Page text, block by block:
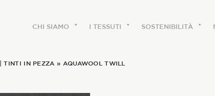
CHI SIAMO I TESSUTI SOSTENIBILITÀ
|TINTI IN PEZZA » AQUAWOOL TWILL